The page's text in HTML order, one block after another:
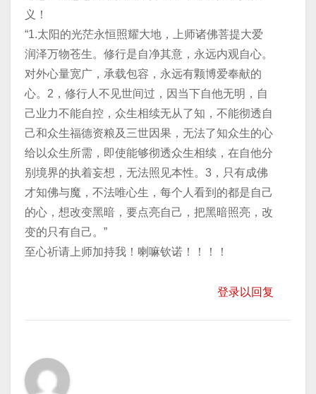
义！
“1.太阳的光茫永恒照耀大地，上师诸佛菩提大爱
润泽万物苍生。修行是自净其意，永远内观自心。
对外心量宽广，承载包容，永远有颗博爱奉献的
心。2，修行人不见世间过，因当下自他无明，自
己业力不能自控，众生相续无从了知，不能彻透自
己和众生福德资粮及三世因果，无法了知众生的心
给以众生所需，即使能够彻透众生相续，在自他分
别境界的执着妄想，无法照见本性。3，只有成佛
才知佛与魔，不法唯心生，每个人看到的都是自己
的心，想改变黑暗，要点亮自己，把黑暗照亮，改
变的只有自己。”
至心祈请上师加持我！喇嘛钦诺！！！！
登录以回复